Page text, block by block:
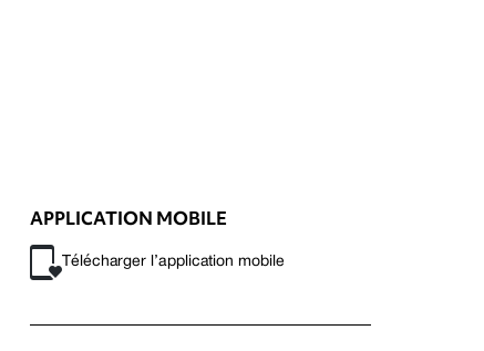
APPLICATION MOBILE
Télécharger l’application mobile